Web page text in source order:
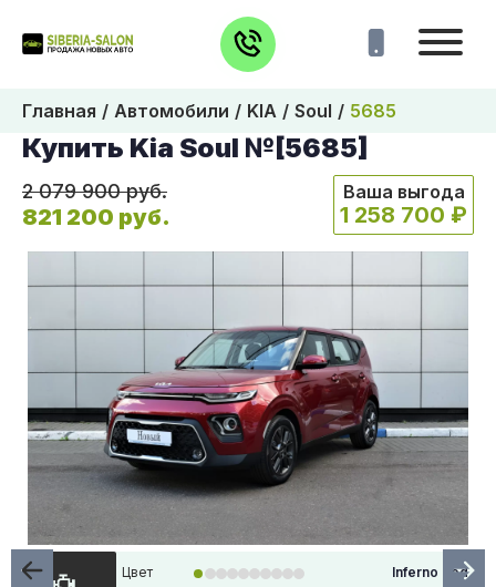
Главная Автомобили KIA Soul 5685
Купить Kia Soul №[5685]
2 079 900 руб.
821 200 руб.
Ваша выгода
1 258 700 ₽
Цвет Inferno Red